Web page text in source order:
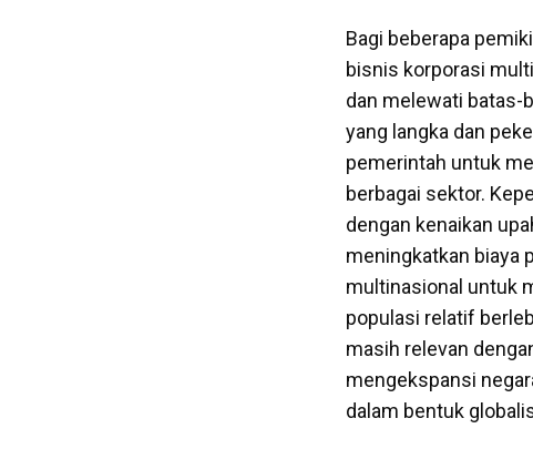
Bagi beberapa
bisnis korporasi
dan melewati batas-
yang langka dan
pemerintah untuk
berbagai sektor.
dengan kenaikan
meningkatkan biaya
multinasional untuk
populasi relatif
masih relevan
mengekspansi
dalam bentuk